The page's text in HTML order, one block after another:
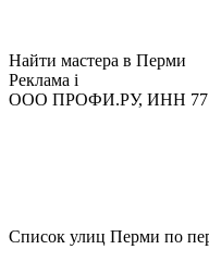
Найти мастера в Перми
Реклама i
ООО ПРОФИ.РУ, ИНН
Список улиц Перми по